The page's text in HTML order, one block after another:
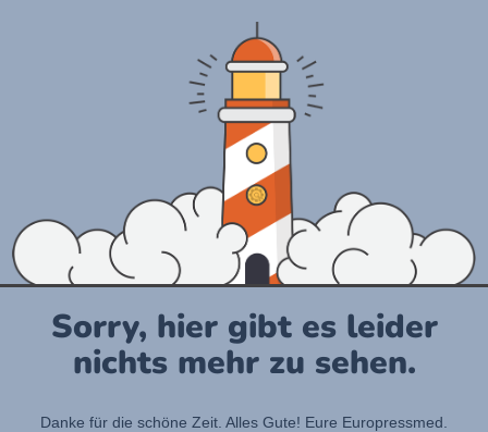
Sorry, hier gibt es leider
nichts mehr zu sehen.
Danke für die schöne Zeit. Alles Gute! Eure Europressmed.